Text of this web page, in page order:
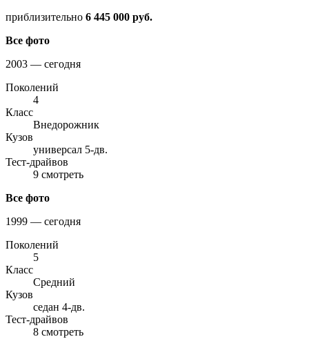
приблизительно 6 445 000 руб.
Все фото
2003 — сегодня
Поколений
4
Класс
Внедорожник
Кузов
универсал 5-дв.
Тест-драйвов
9 смотреть
Все фото
1999 — сегодня
Поколений
5
Класс
Средний
Кузов
седан 4-дв.
Тест-драйвов
8 смотреть